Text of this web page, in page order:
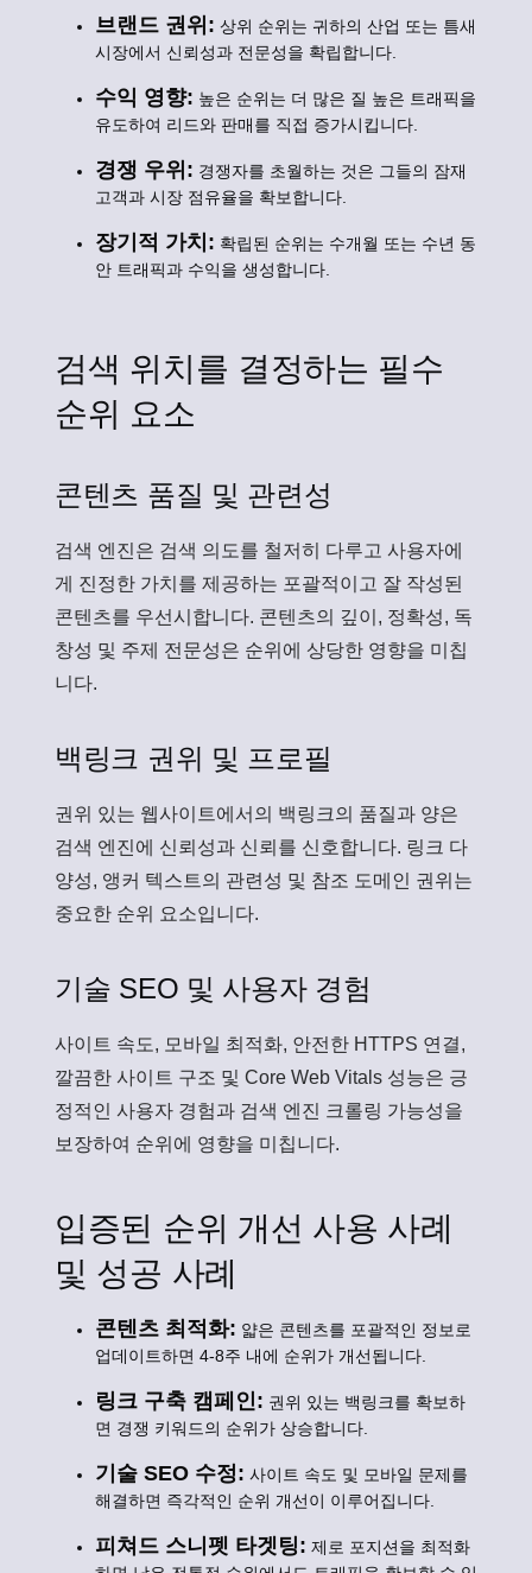
브랜드 권위: 상위 순위는 귀하의 산업 또는 틈새
시장에서 신뢰성과 전문성을 확립합니다.
수익 영향: 높은 순위는 더 많은 질 높은 트래픽을
유도하여 리드와 판매를 직접 증가시킵니다.
경쟁 우위: 경쟁자를 초월하는 것은 그들의 잠재
고객과 시장 점유율을 확보합니다.
장기적 가치: 확립된 순위는 수개월 또는 수년 동
안 트래픽과 수익을 생성합니다.
검색 위치를 결정하는 필수
순위 요소
콘텐츠 품질 및 관련성
검색 엔진은 검색 의도를 철저히 다루고 사용자에
게 진정한 가치를 제공하는 포괄적이고 잘 작성된
콘텐츠를 우선시합니다. 콘텐츠의 깊이, 정확성, 독
창성 및 주제 전문성은 순위에 상당한 영향을 미칩
니다.
백링크 권위 및 프로필
권위 있는 웹사이트에서의 백링크의 품질과 양은
검색 엔진에 신뢰성과 신뢰를 신호합니다. 링크 다
양성, 앵커 텍스트의 관련성 및 참조 도메인 권위는
중요한 순위 요소입니다.
기술 SEO 및 사용자 경험
사이트 속도, 모바일 최적화, 안전한 HTTPS 연결,
깔끔한 사이트 구조 및 Core Web Vitals 성능은 긍
정적인 사용자 경험과 검색 엔진 크롤링 가능성을
보장하여 순위에 영향을 미칩니다.
입증된 순위 개선 사용 사례
및 성공 사례
콘텐츠 최적화: 얇은 콘텐츠를 포괄적인 정보로
업데이트하면 4-8주 내에 순위가 개선됩니다.
링크 구축 캠페인: 권위 있는 백링크를 확보하
면 경쟁 키워드의 순위가 상승합니다.
기술 SEO 수정: 사이트 속도 및 모바일 문제를
해결하면 즉각적인 순위 개선이 이루어집니다.
피쳐드 스니펫 타겟팅: 제로 포지션을 최적화